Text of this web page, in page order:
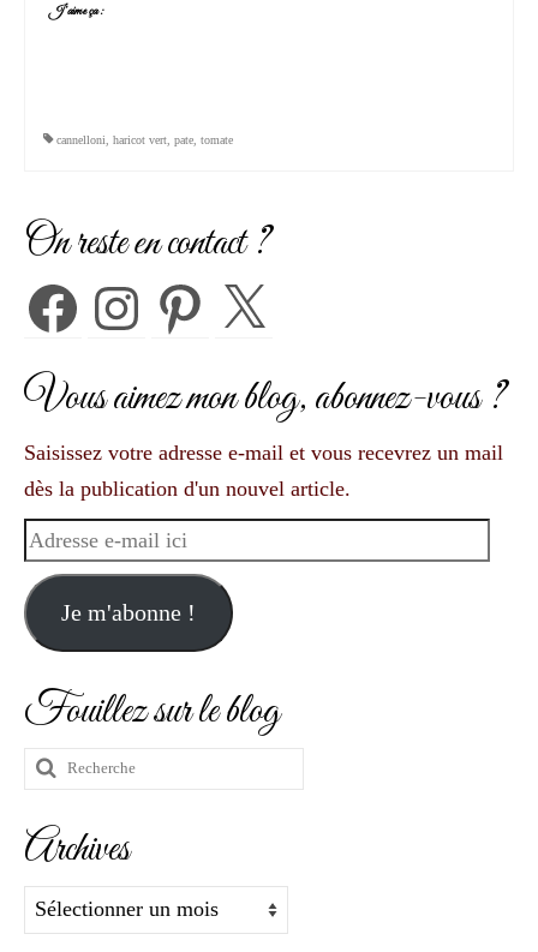
J’aime ça :
cannelloni haricot vert pate tomate
On reste en contact ?
FacebookInstagramPinterest X
Vous aimez mon blog, abonnez-vous ?
Saisissez votre adresse e-mail et vous recevrez un mail
dès la publication d'un nouvel article.
Adresse
mail
ici
Je m'abonne !
Fouillez sur le blog
Rechercher
Archives
Archives